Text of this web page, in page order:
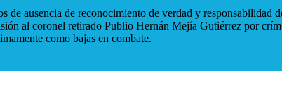
de ausencia de reconocimiento de verdad y
al coronel retirado Publio Hernán Mejía Gutiérrez por
como bajas en combate.